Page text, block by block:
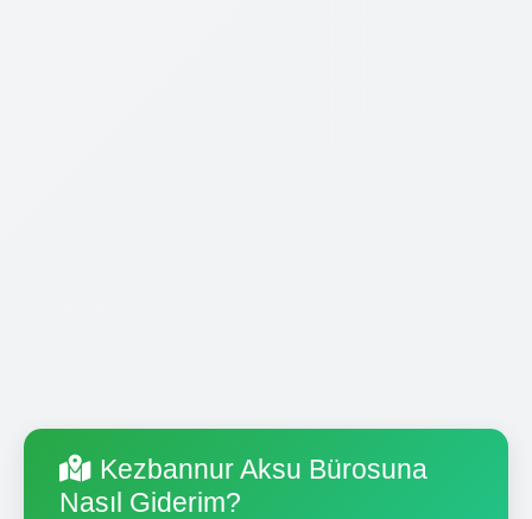
Kezbannur Aksu Bürosuna
Nasıl Giderim?